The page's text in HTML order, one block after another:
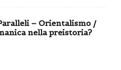
– Orientalismo /
nella preistoria?